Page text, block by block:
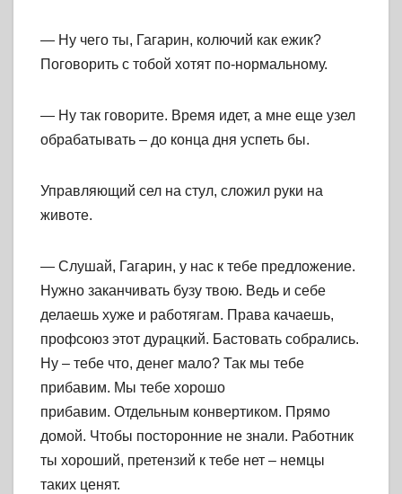
— Ну чего ты, Гагарин, колючий как ежик?
Поговорить с тобой хотят по-нормальному.
— Ну так говорите. Время идет, а мне еще узел
обрабатывать – до конца дня успеть бы.
Управляющий сел на стул, сложил руки на
животе.
— Слушай, Гагарин, у нас к тебе предложение.
Нужно заканчивать бузу твою. Ведь и себе
делаешь хуже и работягам. Права качаешь,
профсоюз этот дурацкий. Бастовать собрались.
Ну – тебе что, денег мало? Так мы тебе
прибавим. Мы тебе хорошо
прибавим. Отдельным конвертиком. Прямо
домой. Чтобы посторонние не знали. Работник
ты хороший, претензий к тебе нет – немцы
таких ценят.